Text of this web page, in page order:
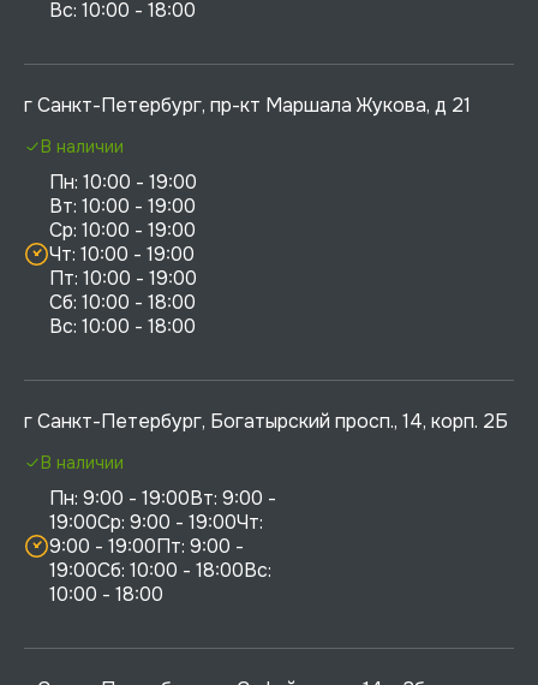
г Санкт-Петербург, пр-кт Маршала Жукова, д 21
Пн: 10:00 - 19:00
Вт: 10:00 - 19:00
Ср: 10:00 - 19:00
Чт: 10:00 - 19:00
Пт: 10:00 - 19:00
Сб: 10:00 - 18:00
В наличии
г Санкт-Петербург, Богатырский просп., 14, корп. 2Б
Пн: 9:00 - 19:00Вт: 9:00 -
19:00Ср: 9:00 - 19:00Чт:
9:00 - 19:00Пт: 9:00 -
19:00Сб: 10:00 - 18:00Вс:
10:00 - 18:00
В наличии